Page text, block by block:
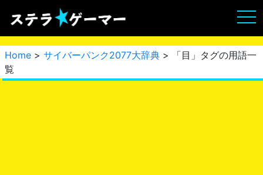
Home > サイバーパンク2077大辞典 > 「目」タグの用語一
覧